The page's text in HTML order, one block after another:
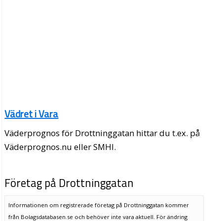
Vädret i Vara
Väderprognos för Drottninggatan hittar du t.ex. på
Väderprognos.nu eller SMHI.
Företag på Drottninggatan
Informationen om registrerade företag på Drottninggatan kommer
från Bolagsdatabasen.se och behöver inte vara aktuell. För ändring